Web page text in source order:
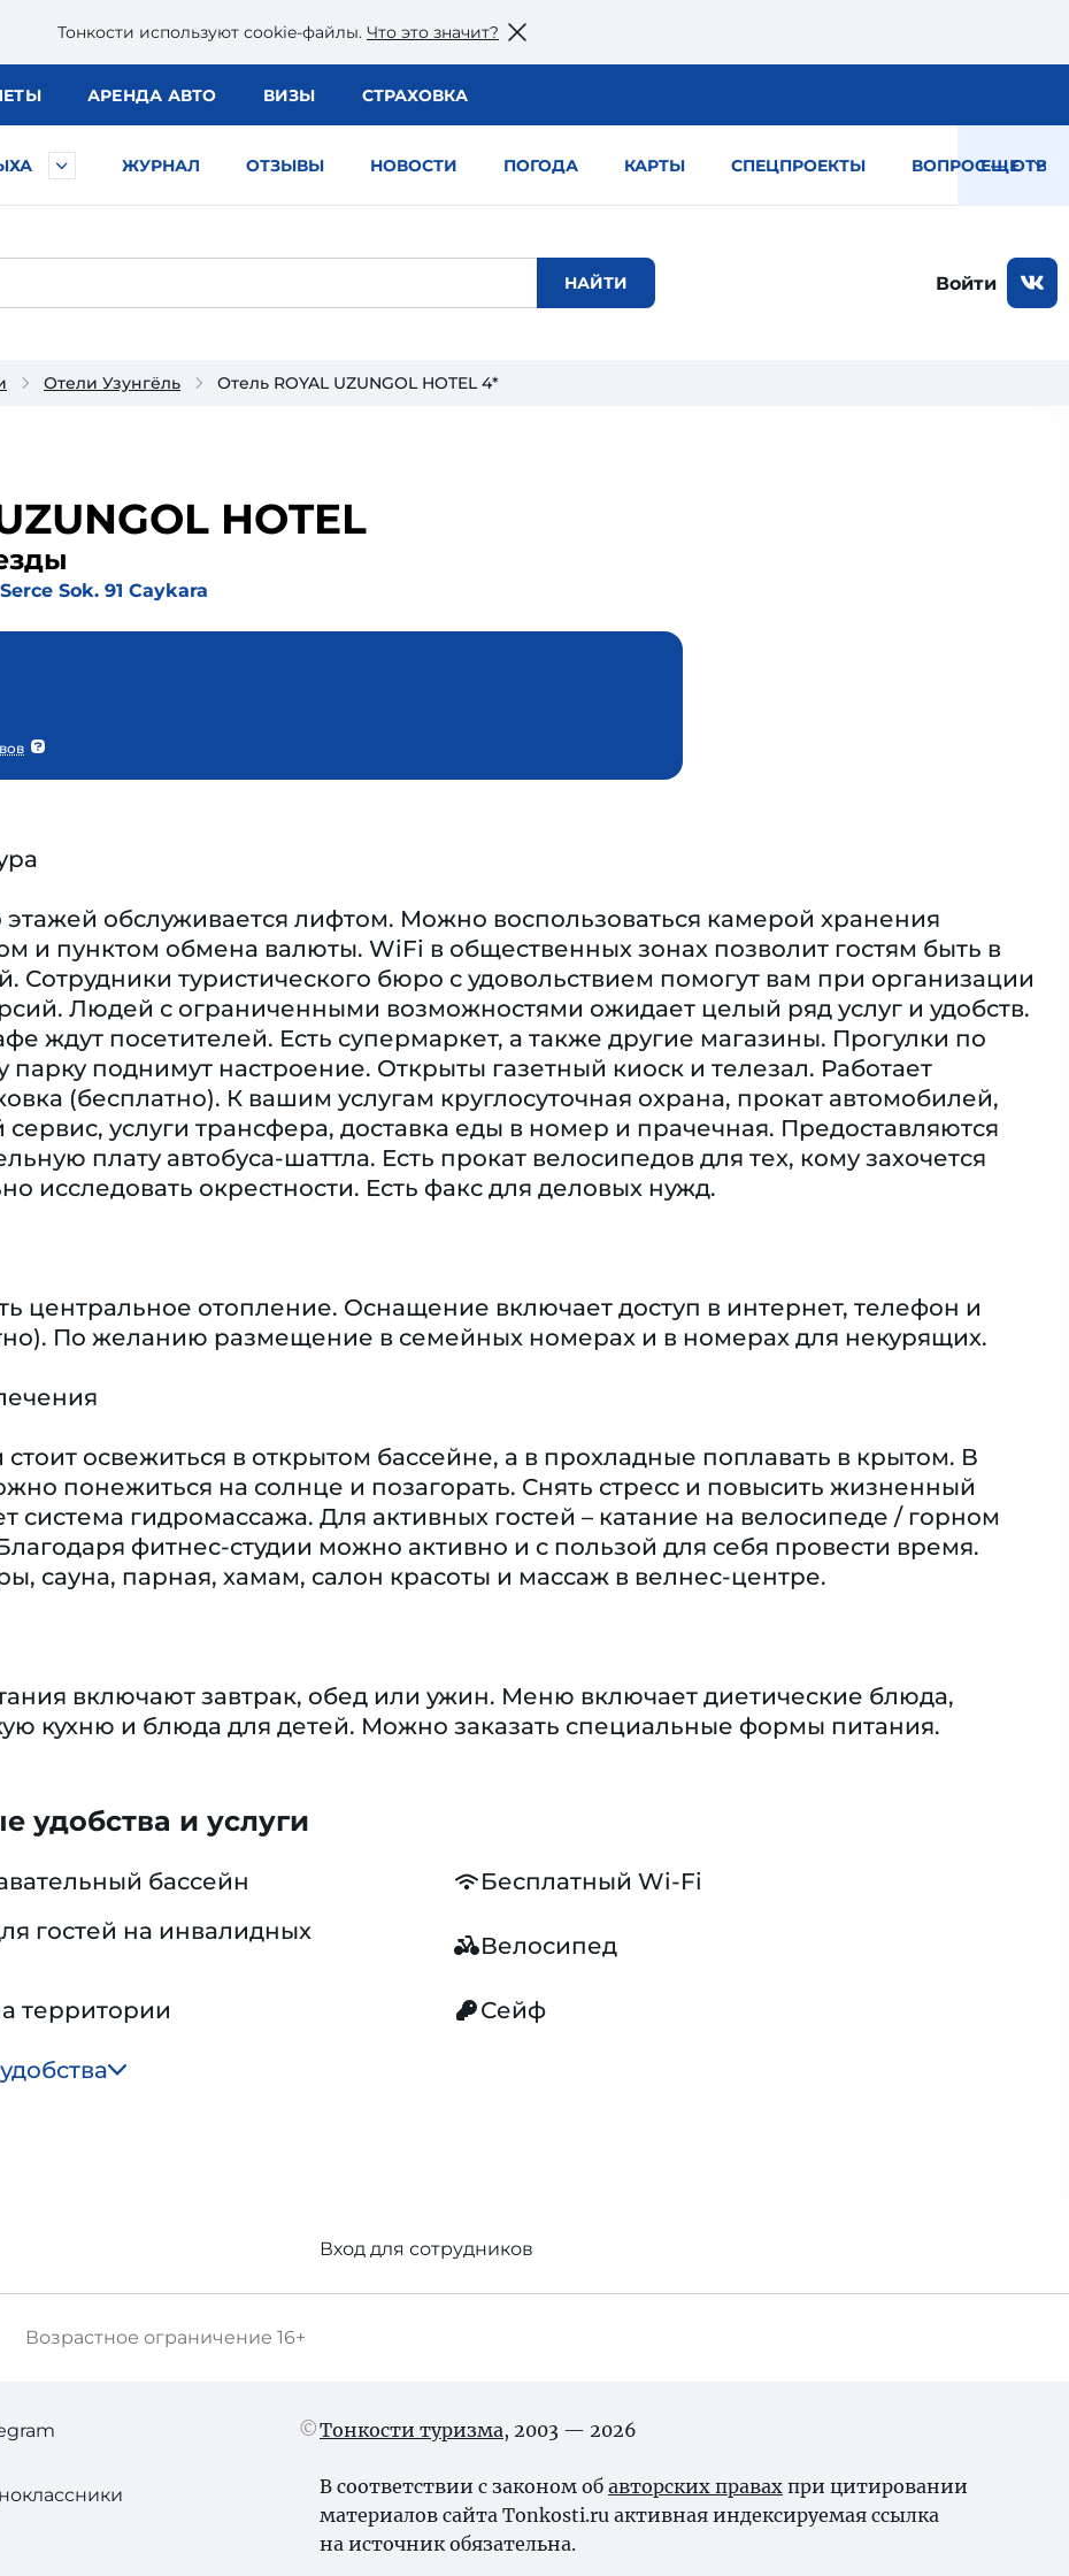
Тонкости используют сookie-файлы. Что это значит?
АРЕНДА АВТО ВИЗЫ СТРАХОВКА
ЖУРНАЛ ОТЗЫВЫ НОВОСТИ ПОГОДА КАРТЫ СПЕЦПРОЕКТЫ ВОПРОС — ОТВЕТ
ЕЩЕ
Войти
Отели Узунгёль Отель ROYAL UZUNGOL HOTEL 4*
HOTEL
Sok. 91 Caykara
обслуживается лифтом. Можно воспользоваться камерой хранения
и пунктом обмена валюты. WiFi в общественных зонах позволит гостям быть в
Сотрудники туристического бюро с удовольствием помогут вам при организации
Людей с ограниченными возможностями ожидает целый ряд услуг и удобств.
ждут посетителей. Есть супермаркет, а также другие магазины. Прогулки по
парку поднимут настроение. Открыты газетный киоск и телезал. Работает
(бесплатно). К вашим услугам круглосуточная охрана, прокат автомобилей,
услуги трансфера, доставка еды в номер и прачечная. Предоставляются
плату автобуса-шаттла. Есть прокат велосипедов для тех, кому захочется
исследовать окрестности. Есть факс для деловых нужд.
центральное отопление. Оснащение включает доступ в интернет, телефон и
По желанию размещение в семейных номерах и в номерах для некурящих.
освежиться в открытом бассейне, а в прохладные поплавать в крытом. В
понежиться на солнце и позагорать. Снять стресс и повысить жизненный
система гидромассажа. Для активных гостей – катание на велосипеде / горном
фитнес-студии можно активно и с пользой для себя провести время.
сауна, парная, хамам, салон красоты и массаж в велнес-центре.
включают завтрак, обед или ужин. Меню включает диетические блюда,
кухню и блюда для детей. Можно заказать специальные формы питания.
удобства и услуги
бассейн
Бесплатный Wi-Fi
гостей на инвалидных
Велосипед
территории Сейф
Вход для сотрудников
Возрастное ограничение 16+
Тонкости туризма, 2003 — 2026
В соответствии с законом об авторских правах при цитировании
материалов сайта Tonkosti.ru активная индексируемая ссылка
на источник обязательна.